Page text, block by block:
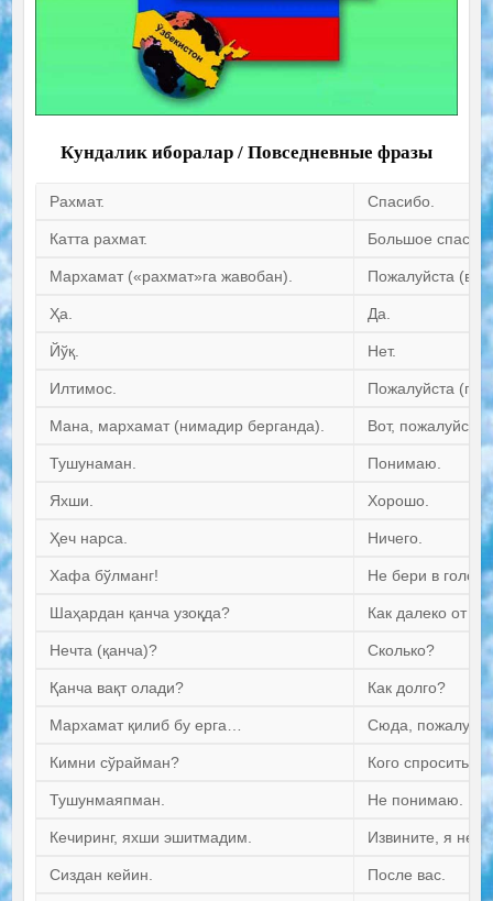
Кундалик иборалар / Повседневные фразы
Рахмат. Спасибо.
Катта рахмат. Большое
Мархамат («рахмат»га жавобан). Пожалуйста (в
Ҳа. Да.
Йўқ. Нет.
Илтимос. Пожалуйста
Мана, мархамат (нимадир берганда). Вот, пожалуйста
Тушунаман. Понимаю.
Яхши. Хорошо.
Ҳеч нарса. Ничего.
Хафа бўлманг! Не бери в
Шаҳардан қанча узоқда? Как далеко от
Нечта (қанча)? Сколько?
Қанча вақт олади? Как долго?
Мархамат қилиб бу ерга… Сюда,
Кимни сўрайман? Кого спросить?
Тушунмаяпман. Не понимаю.
Кечиринг, яхши эшитмадим. Извините, я не
Сиздан кейин. После вас.